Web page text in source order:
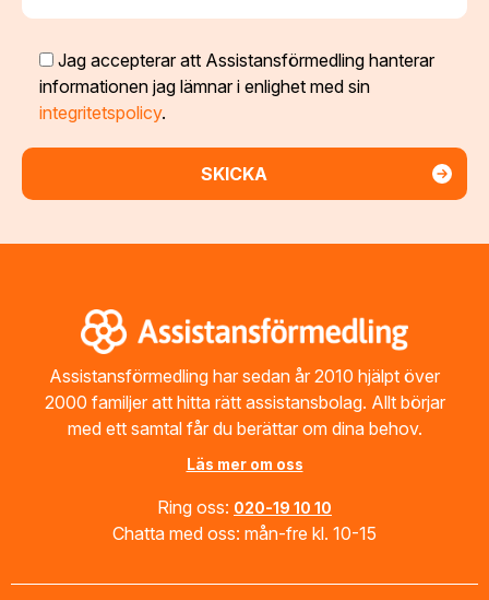
Jag accepterar att Assistansförmedling hanterar
informationen jag lämnar i enlighet med sin
integritetspolicy.
Assistansförmedling har sedan år 2010 hjälpt över
2000 familjer att hitta rätt assistansbolag. Allt börjar
med ett samtal får du berättar om dina behov.
Läs mer om oss
Ring oss: 020-19 10 10
Chatta med oss: mån-fre kl. 10-15